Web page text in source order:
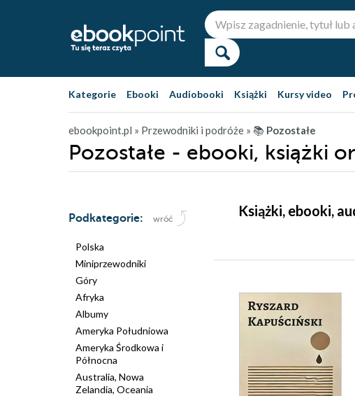
Kategorie Ebooki Audiobooki Książki Kursy video
ebookpoint.pl » Przewodniki i podróże » 📚 Pozostałe
Pozostałe - ebooki, książki
Podkategorie: wróć
Polska
Miniprzewodniki
Góry
Afryka
Albumy
Ameryka Południowa
Ameryka Środkowa i
Północna
Australia, Nowa
Zelandia, Oceania
Książki, ebooki,